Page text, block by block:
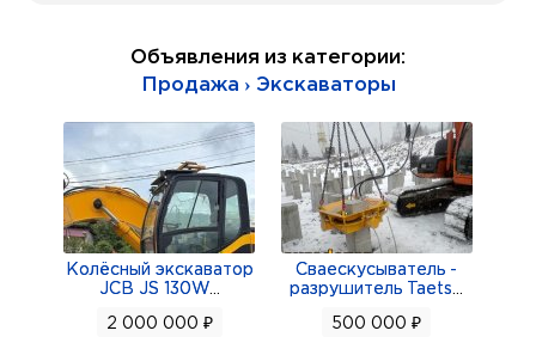
Смело Подробности по телефону и спрашивайте
любые подробности, мы всегда ответим!
╰───────────────────────────
▰▰▰▰▰▰▰▰▰▰▰▰▰▰▰▰▰▰▰▰▰▰
ЕСТЬ ХОРОШИЕ СКИДКИ .
Объявления из категории:
Продажа › Экскаваторы
Колёсный экскаватор
JCB JS 130W...
2 000 000 ₽
Сваескусыватель -
разрушитель Taets
500 000 ₽